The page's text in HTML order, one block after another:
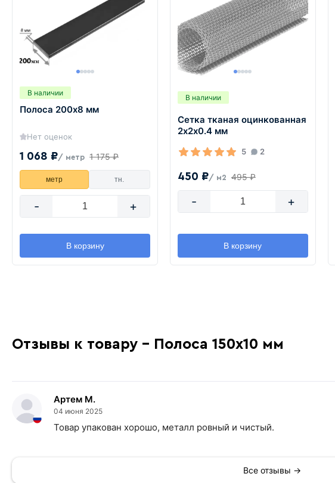
В наличии
Полоса 200х8 мм
Нет оценок
1 068 ₽/ метр 1 175 ₽
метр тн.
- +
В корзину
В наличии
Сетка тканая оцинкованная
2х2х0.4 мм
5 2
450 ₽/ м2 495 ₽
- +
В корзину
Отзывы к товару - Полоса 150х10 мм
Артем М.
04 июня 2025
Товар упакован хорошо, металл ровный и чистый.
Все отзывы →